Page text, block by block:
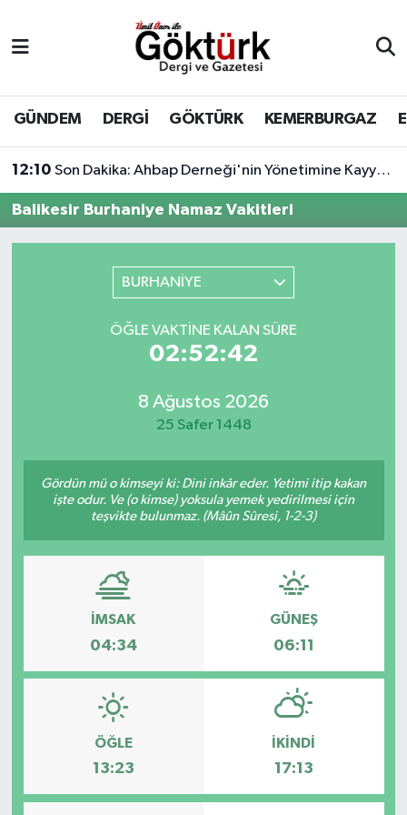
GÜNDEM DERGİ GÖKTÜRK KEMERBURGAZ
12:10 Son Dakika: Ahbap Derneği'nin Yönetimine Kayyum Atandı
Balikesir Burhaniye Namaz Vakitleri
BURHANİYE
ÖĞLE VAKTINE KALAN SÜRE
02:52:42
8 Ağustos 2026
25 Safer 1448
Gördün mü o kimseyi ki: Dini inkâr eder. Yetimi itip kakan
işte odur. Ve (o kimse) yoksula yemek yedirilmesi için
teşvikte bulunmaz. (Mâûn Sûresi, 1-2-3)
İMSAK
04:34
GÜNEŞ
06:11
ÖĞLE
13:23
İKINDI
17:13
BİLİM
DERGİ
DÜNYA
EKONOMİ
KÜLTÜR - SANAT
ÖZEL HABER
SAĞLIK
SPOR
TEKNOLOJİ
TİCARET
Eyüpsultan Hava Durumu
Eyüpsultan Trafik Yoğunluk Haritası
Süper Lig Puan Durumu ve Fikstür
Tüm Manşetler
Haber Arşivi